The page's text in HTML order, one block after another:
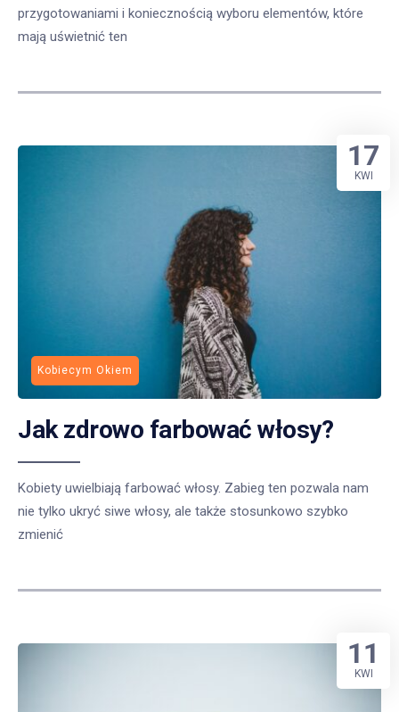
przygotowaniami i koniecznością wyboru elementów, które
mają uświetnić ten
Kobiecym Okiem
Jak zdrowo farbować włosy?
Kobiety uwielbiają farbować włosy. Zabieg ten pozwala nam
nie tylko ukryć siwe włosy, ale także stosunkowo szybko
zmienić
17
KWI
11
KWI